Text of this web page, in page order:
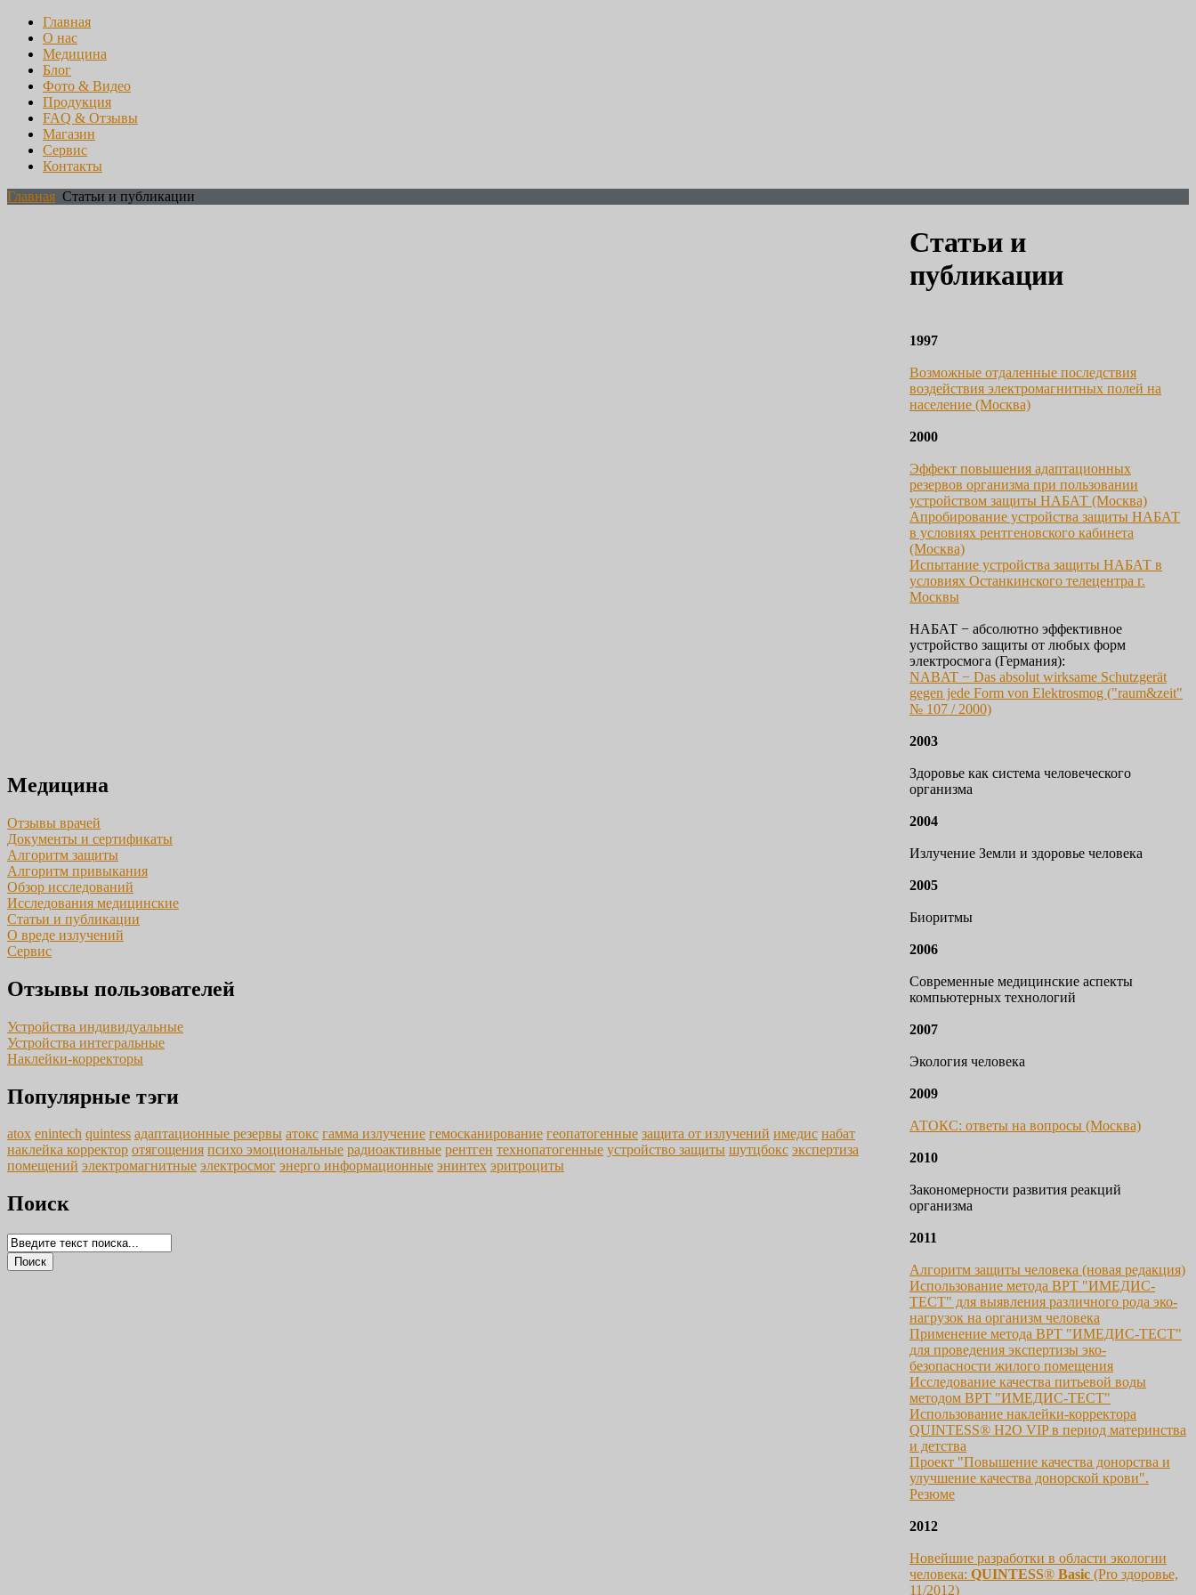
Главная
О нас
Медицина
Блог
Фото & Видео
Продукция
FAQ & Отзывы
Магазин
Сервис
Контакты
Главная Статьи и публикации
Медицина
Отзывы врачей
Документы и сертификаты
Алгоритм защиты
Алгоритм привыкания
Обзор исследований
Исследования медицинские
Статьи и публикации
О вреде излучений
Сервис
Отзывы пользователей
Устройства индивидуальные
Устройства интегральные
Наклейки-корректоры
Популярные тэги
atox enintech quintess адаптационные резервы атокс гамма излучение гемосканирование геопатогенные защита от излучений имедис набат
наклейка корректор отягощения психо эмоциональные радиоактивные рентген технопатогенные устройство защиты шутцбокс экспертиза
помещений электромагнитные электросмог энерго информационные энинтех эритроциты
Поиск
Статьи и
публикации
1997
Возможные отдаленные последствия
воздействия электромагнитных полей на
население (Москва)
2000
Эффект повышения адаптационных
резервов организма при пользовании
устройством защиты НАБАТ (Москва)
Апробирование устройства защиты НАБАТ
в условиях рентгеновского кабинета
(Москва)
Испытание устройства защиты НАБАТ в
условиях Останкинского телецентра г.
Москвы
НАБАТ − абсолютно эффективное
устройство защиты от любых форм
электросмога (Германия):
NABAT − Das absolut wirksame Schutzgerät
gegen jede Form von Elektrosmog ("raum&zeit"
№ 107 / 2000)
2003
Здоровье как система человеческого
организма
2004
Излучение Земли и здоровье человека
2005
Биоритмы
2006
Современные медицинские аспекты
компьютерных технологий
2007
Экология человека
2009
АТОКС: ответы на вопросы (Москва)
2010
Закономерности развития реакций
организма
2011
Алгоритм защиты человека (новая редакция)
Использование метода ВРТ "ИМЕДИС-
ТЕСТ" для выявления различного рода эко-
нагрузок на организм человека
Применение метода ВРТ "ИМЕДИС-ТЕСТ"
для проведения экспертизы эко-
безопасности жилого помещения
Исследование качества питьевой воды
методом ВРТ "ИМЕДИС-ТЕСТ"
Использование наклейки-корректора
QUINTESS® H2O VIP в период материнства
и детства
Проект "Повышение качества донорства и
улучшение качества донорской крови".
Резюме
2012
Новейшие разработки в области экологии
человека: QUINTESS® Basic (Pro здоровье,
11/2012)